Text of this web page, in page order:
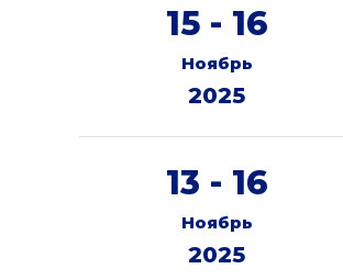
15 - 16
Ноябрь
2025
13 - 16
Ноябрь
2025